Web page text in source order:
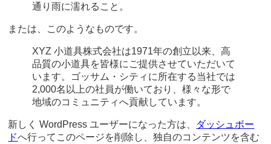
通り雨に濡れること。
または、このようなものです。
XYZ 小道具株式会社は1971年の創立以来、高
品質の小道具を皆様にご提供させていただいて
います。ゴッサム・シティに所在する当社では
2,000名以上の社員が働いており、様々な形で
地域のコミュニティへ貢献しています。
新しく WordPress ユーザーになった方は、 ダッシュボー
ドへ行ってこのページを削除し、独自のコンテンツを含む